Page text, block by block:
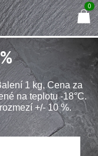
1 kg, Cena za
na teplotu -18°C.
+/- 10 %.
0